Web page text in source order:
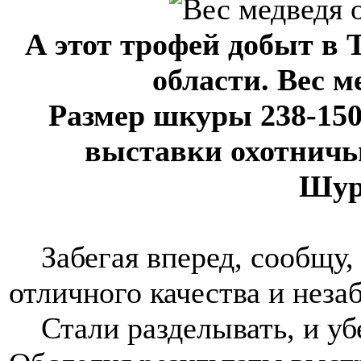
А этот трофей добыт в
области. Вес
Размер шкуры 238-
выставки
Забегая вперед,
отличного качества и
Стали разделывать, и